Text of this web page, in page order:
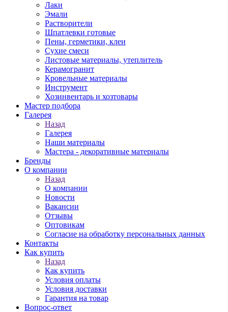
Лаки
Эмали
Растворители
Шпатлевки готовые
Пены, герметики, клеи
Сухие смеси
Листовые материалы, утеплитель
Керамогранит
Кровельные материалы
Инструмент
Хозинвентарь и хозтовары
Мастер подбора
Галерея
Назад
Галерея
Наши материалы
Мастера - декоративные материалы
Бренды
О компании
Назад
О компании
Новости
Вакансии
Отзывы
Оптовикам
Cогласие на обработку персональных данных
Контакты
Как купить
Назад
Как купить
Условия оплаты
Условия доставки
Гарантия на товар
Вопрос-ответ